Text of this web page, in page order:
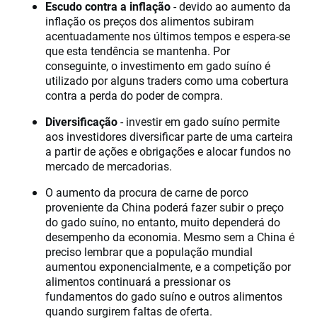
Escudo contra a inflação- devido ao aumento da
inflação os preços dos alimentos subiram
acentuadamente nos últimos tempos e espera-se
que esta tendência se mantenha. Por
conseguinte, o investimento em gado suíno é
utilizado por alguns traders como uma cobertura
contra a perda do poder de compra.
Diversificação- investir em gado suíno permite
aos investidores diversificar parte de uma carteira
a partir de ações e obrigações e alocar fundos no
mercado de mercadorias.
O aumento da procura de carne de porco
proveniente da China poderá fazer subir o preço
do gado suíno, no entanto, muito dependerá do
desempenho da economia. Mesmo sem a China é
preciso lembrar que a população mundial
aumentou exponencialmente, e a competição por
alimentos continuará a pressionar os
fundamentos do gado suíno e outros alimentos
quando surgirem faltas de oferta.